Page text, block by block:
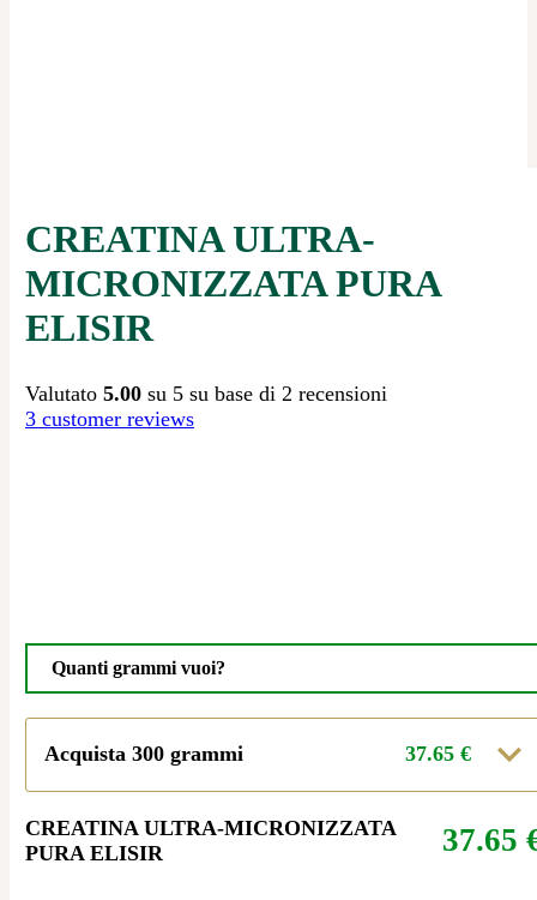
CREATINA ULTRA-
MICRONIZZATA PURA
ELISIR
Valutato 5.00su 5 su base di 2 recensioni
3customer reviews
Quanti grammi vuoi?
Acquista 300 grammi 37.65 €
CREATINA ULTRA-MICRONIZZATA
PURA ELISIR
37.65